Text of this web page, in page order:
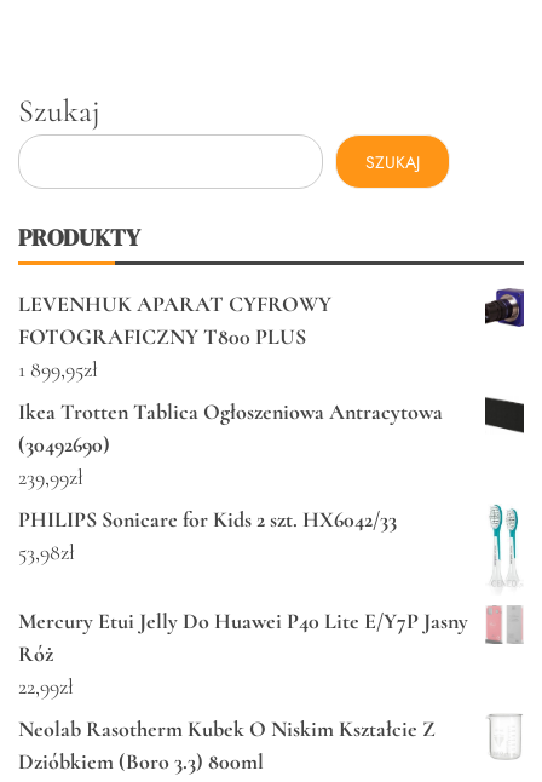
Szukaj
SZUKAJ
PRODUKTY
LEVENHUK APARAT CYFROWY
FOTOGRAFICZNY T800 PLUS
1 899,95zł
Ikea Trotten Tablica Ogłoszeniowa Antracytowa
(30492690)
239,99zł
PHILIPS Sonicare for Kids 2 szt. HX6042/33
53,98zł
Mercury Etui Jelly Do Huawei P40 Lite E/Y7P Jasny
Róż
22,99zł
Neolab Rasotherm Kubek O Niskim Kształcie Z
Dzióbkiem (Boro 3.3) 800ml